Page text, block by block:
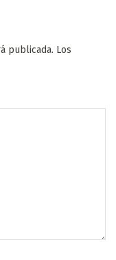
publicada. Los